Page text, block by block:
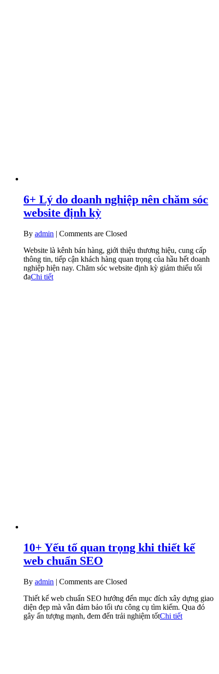
6+ Lý do doanh nghiệp nên chăm sóc
website định kỳ
By admin | Comments are Closed
Website là kênh bán hàng, giới thiệu thương hiệu, cung cấp
thông tin, tiếp cận khách hàng quan trọng của hầu hết doanh
nghiệp hiện nay. Chăm sóc website định kỳ giảm thiểu tối
đaChi tiết
10+ Yếu tố quan trọng khi thiết kế
web chuẩn SEO
By admin | Comments are Closed
Thiết kế web chuẩn SEO hướng đến mục đích xây dựng giao
diện đẹp mà vẫn đảm bảo tối ưu công cụ tìm kiếm. Qua đó
gây ấn tượng mạnh, đem đến trải nghiệm tốtChi tiết